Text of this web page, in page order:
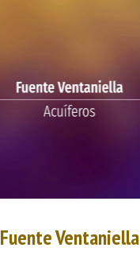
Fuente Ventaniella